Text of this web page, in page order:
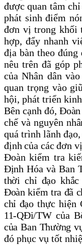
được quan tâm
phát sinh điểm
đơn vị trong khối
hợp, đẩy nhanh
địa bàn theo
nêu trên đã góp
của Nhân dân
quan trọng vào
hội, phát triển
Bên cạnh đó,
chế và nguyên
quá trình lãnh
định của các đơn
Đoàn kiểm tra
Định Hóa và Ban
thời chỉ đạo
Đoàn kiểm tra đã
chỉ đạothực hiện
11-QĐi/TW của
của Ban Thường
đó phục vụ tốt